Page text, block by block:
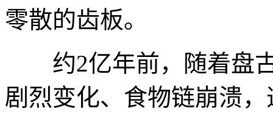
零散的齿板。
约2亿年前，随着盘古
剧烈变化、食物链崩溃